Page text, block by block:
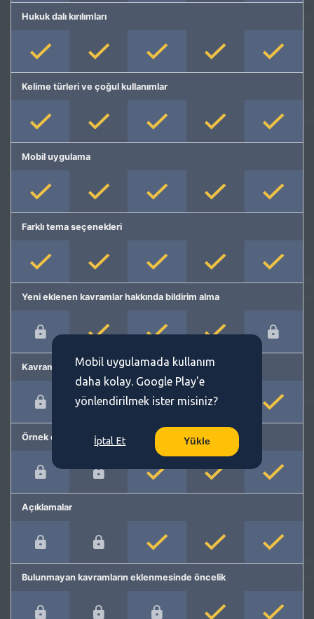
Hukuk dalı kırılımları
Kelime türleri ve çoğul kullanımlar
Mobil uygulama
Farklı tema seçenekleri
Yeni eklenen kavramlar hakkında bildirim alma
Kavram önerme
Örnek cümleler
Açıklamalar
Bulunmayan kavramların eklenmesinde öncelik
Mobil uygulamada kullanım
daha kolay. Google Play'e
yönlendirilmek ister misiniz?
İptal Et Yükle